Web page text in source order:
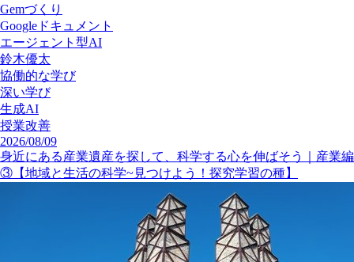
Gemづくり
Googleドキュメント
エージェント型AI
鈴木優太
協働的な学び
深い学び
生成AI
授業改善
2026/08/09
身近にある産業遺産を探して、科学する心を伸ばそう｜産業編
③【地域と生活の科学~見つけよう！探究学習の種】